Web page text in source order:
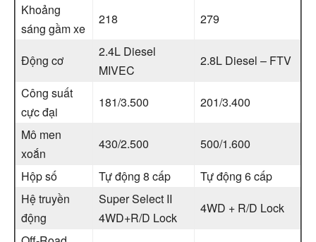
Khoảng
sáng gầm xe
218 279
Động cơ
2.4L Diesel
MIVEC
2.8L Diesel – FTV
Công suất
cực đại
181/3.500
201/3.400
Mô men
xoắn
430/2.500
500/1.600
Hộp số
Tự động 8 cấp
Tự động 6 cấp
Hệ truyền
động
Super Select II
4WD+R/D Lock
4WD + R/D Lock